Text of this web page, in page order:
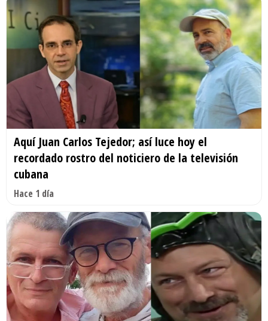
Aquí Juan Carlos Tejedor; así luce hoy el
recordado rostro del noticiero de la televisión
cubana
Hace 1 día